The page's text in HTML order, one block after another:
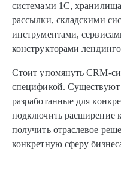
системами 1С,
рассылки, складскими
инструментами,
конструкторами
Стоит упомянуть CRМ-
спецификой. Существуют
разработанные для
подключить расширение
получить отраслевое
конкретную сферу